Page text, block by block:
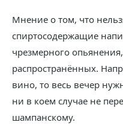
Мнение о том, что
спиртосодержащие
чрезмерного
распространённых.
вино, то весь вечер
ни в коем случае не
шампанскому.